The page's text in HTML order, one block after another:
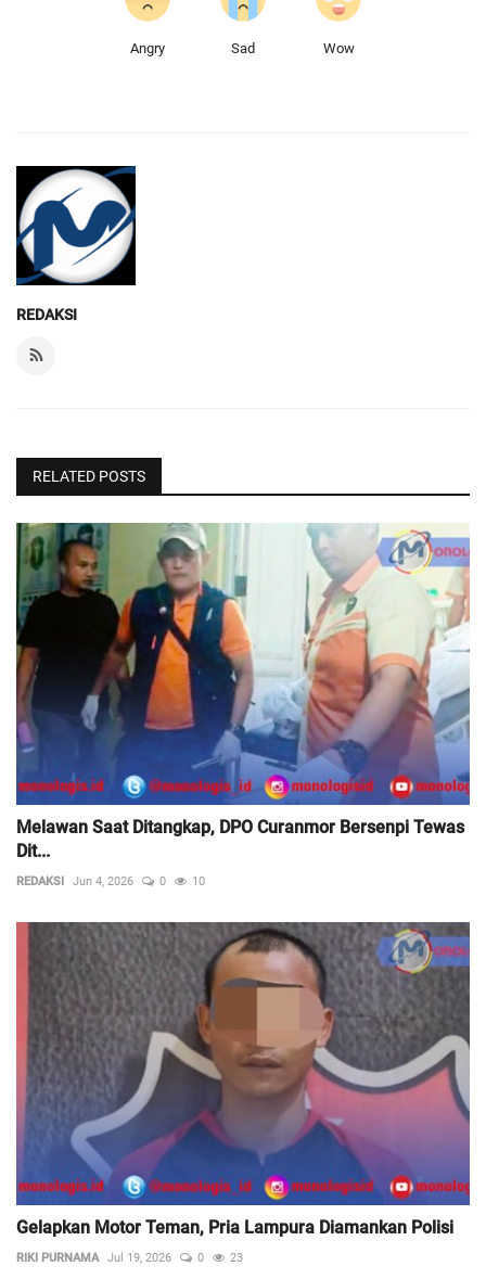
Angry Sad Wow
REDAKSI
RELATED POSTS
Melawan Saat Ditangkap, DPO Curanmor Bersenpi Tewas
Dit...
REDAKSI Jun 4, 2026 0 10
Gelapkan Motor Teman, Pria Lampura Diamankan Polisi
RIKI PURNAMA Jul 19, 2026 0 23